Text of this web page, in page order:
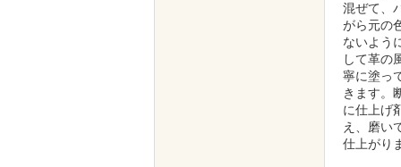
混ぜて、
がら元の
ないよう
して革の
寧に塗っ
きます。
に仕上げ
え、磨い
仕上がり